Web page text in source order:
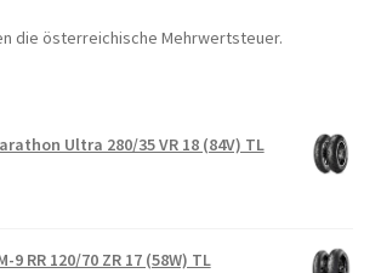
die österreichische Mehrwertsteuer.
Ultra 280/35 VR 18 (84V) TL
9 RR 120/70 ZR 17 (58W) TL